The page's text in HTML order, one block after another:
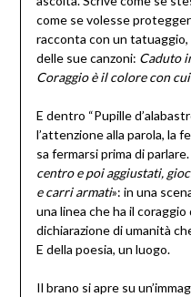
come se volesse
racconta con un tatuaggio,
delle sue canzoni: Caduto
Coraggio è il colore con
E dentro “Pupille
l’attenzione alla parola, la
sa fermarsi prima di parlare.
centro e poi aggiustati,
e carri armati»: in una
una linea che ha il
dichiarazione di umanità
E della poesia, un luogo.
Il brano si apre su